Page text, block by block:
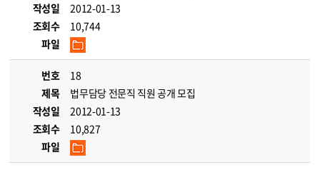
작성일
2012-01-13
조회수
10,744
파일
번호
18
제목
법무담당 전문직 직원 공개 모집
작성일
2012-01-13
조회수
10,827
파일